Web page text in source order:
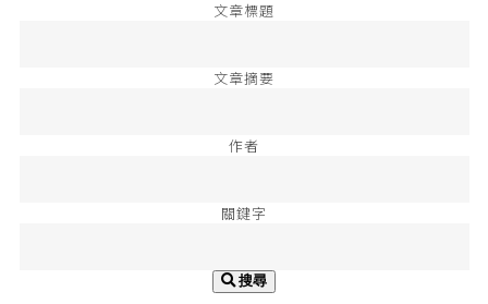
文章標題
文章摘要
作者
關鍵字
搜尋